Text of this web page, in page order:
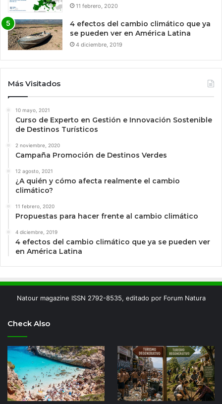
11 febrero, 2020
4 efectos del cambio climático que ya
se pueden ver en América Latina
4 diciembre, 2019
Más Visitados
10 mayo, 2021
Curso de Experto en Gestión e Innovación Sostenible
de Destinos Turísticos
2 noviembre, 2020
Campaña Promoción de Destinos Verdes
12 agosto, 2021
¿A quién y cómo afecta realmente el cambio
climático?
11 febrero, 2020
Propuestas para hacer frente al cambio climático
4 diciembre, 2019
4 efectos del cambio climático que ya se pueden ver
en América Latina
Natour magazine ISSN 2792-8535, editado por Forum Natura
Check Also